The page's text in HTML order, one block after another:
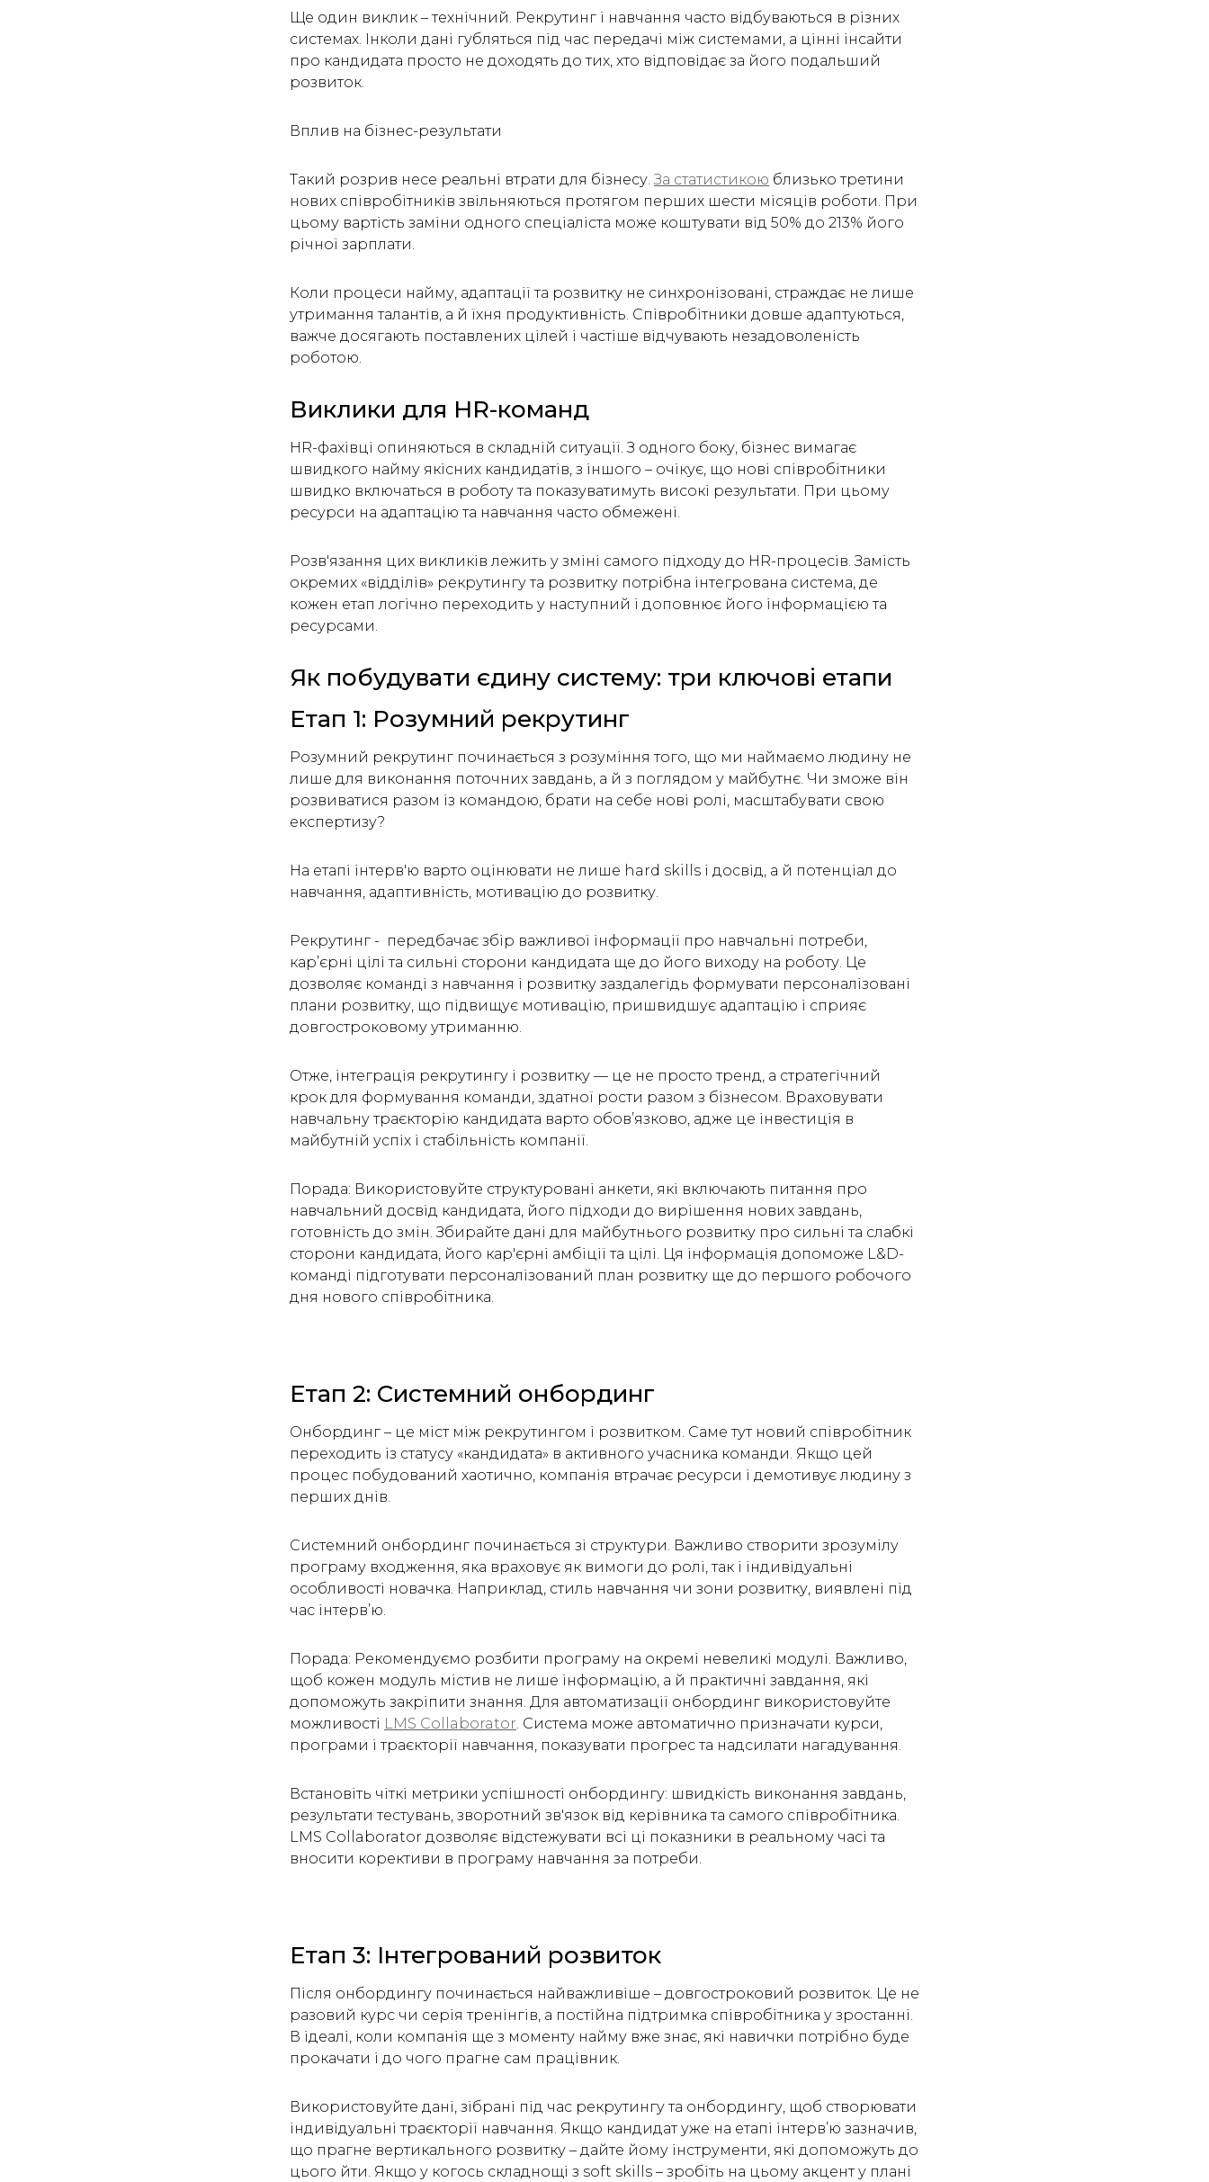
Ще один виклик – технічний. Рекрутинг і навчання часто відбуваються в різних
системах. Інколи дані губляться під час передачі між системами, а цінні інсайти
про кандидата просто не доходять до тих, хто відповідає за його подальший
розвиток.
Вплив на бізнес-результати
Такий розрив несе реальні втрати для бізнесу. За статистикою близько третини
нових співробітників звільняються протягом перших шести місяців роботи. При
цьому вартість заміни одного спеціаліста може коштувати від 50% до 213% його
річної зарплати.
Коли процеси найму, адаптації та розвитку не синхронізовані, страждає не лише
утримання талантів, а й їхня продуктивність. Співробітники довше адаптуються,
важче досягають поставлених цілей і частіше відчувають незадоволеність
роботою.
Виклики для HR-команд
HR-фахівці опиняються в складній ситуації. З одного боку, бізнес вимагає
швидкого найму якісних кандидатів, з іншого – очікує, що нові співробітники
швидко включаться в роботу та показуватимуть високі результати. При цьому
ресурси на адаптацію та навчання часто обмежені.
Розв'язання цих викликів лежить у зміні самого підходу до HR-процесів. Замість
окремих «відділів» рекрутингу та розвитку потрібна інтегрована система, де
кожен етап логічно переходить у наступний і доповнює його інформацією та
ресурсами.
Як побудувати єдину систему: три ключові етапи
Етап 1: Розумний рекрутинг
Розумний рекрутинг починається з розуміння того, що ми наймаємо людину не
лише для виконання поточних завдань, а й з поглядом у майбутнє. Чи зможе він
розвиватися разом із командою, брати на себе нові ролі, масштабувати свою
експертизу?
На етапі інтерв'ю варто оцінювати не лише hard skills і досвід, а й потенціал до
навчання, адаптивність, мотивацію до розвитку.
Рекрутинг - передбачає збір важливої інформації про навчальні потреби,
кар’єрні цілі та сильні сторони кандидата ще до його виходу на роботу. Це
дозволяє команді з навчання і розвитку заздалегідь формувати персоналізовані
плани розвитку, що підвищує мотивацію, пришвидшує адаптацію і сприяє
довгостроковому утриманню.
Отже, інтеграція рекрутингу і розвитку — це не просто тренд, а стратегічний
крок для формування команди, здатної рости разом з бізнесом. Враховувати
навчальну траєкторію кандидата варто обов’язково, адже це інвестиція в
майбутній успіх і стабільність компанії.
Порада: Використовуйте структуровані анкети, які включають питання про
навчальний досвід кандидата, його підходи до вирішення нових завдань,
готовність до змін. Збирайте дані для майбутнього розвитку про сильні та слабкі
сторони кандидата, його кар'єрні амбіції та цілі. Ця інформація допоможе L&D-
команді підготувати персоналізований план розвитку ще до першого робочого
дня нового співробітника.
Етап 2: Системний онбординг
Онбординг – це міст між рекрутингом і розвитком. Саме тут новий співробітник
переходить із статусу «кандидата» в активного учасника команди. Якщо цей
процес побудований хаотично, компанія втрачає ресурси і демотивує людину з
перших днів.
Системний онбординг починається зі структури. Важливо створити зрозумілу
програму входження, яка враховує як вимоги до ролі, так і індивідуальні
особливості новачка. Наприклад, стиль навчання чи зони розвитку, виявлені під
час інтерв’ю.
Порада: Рекомендуємо розбити програму на окремі невеликі модулі. Важливо,
щоб кожен модуль містив не лише інформацію, а й практичні завдання, які
допоможуть закріпити знання. Для автоматизації онбординг використовуйте
можливості LMS Collaborator. Система може автоматично призначати курси,
програми і траєкторії навчання, показувати прогрес та надсилати нагадування.
Встановіть чіткі метрики успішності онбордингу: швидкість виконання завдань,
результати тестувань, зворотний зв'язок від керівника та самого співробітника.
LMS Collaborator дозволяє відстежувати всі ці показники в реальному часі та
вносити корективи в програму навчання за потреби.
Етап 3: Інтегрований розвиток
Після онбордингу починається найважливіше – довгостроковий розвиток. Це не
разовий курс чи серія тренінгів, а постійна підтримка співробітника у зростанні.
В ідеалі, коли компанія ще з моменту найму вже знає, які навички потрібно буде
прокачати і до чого прагне сам працівник.
Використовуйте дані, зібрані під час рекрутингу та онбордингу, щоб створювати
індивідуальні траєкторії навчання. Якщо кандидат уже на етапі інтерв’ю зазначив,
що прагне вертикального розвитку – дайте йому інструменти, які допоможуть до
цього йти. Якщо у когось складнощі з soft skills – зробіть на цьому акцент у плані